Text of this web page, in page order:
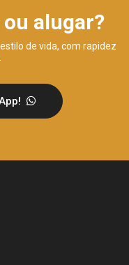
alugar?
de vida, com rapidez